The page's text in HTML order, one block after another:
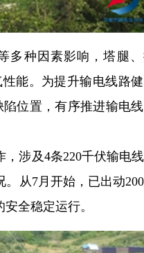
多种因素影响，塔腿
能。为提升输电线路
位置，有序推进输电
涉及4条220千伏输电线
从7月开始，已出动
全稳定运行。